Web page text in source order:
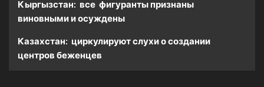
Кыргызстан: все фигуранты признаны
виновными и осуждены
Казахстан: циркулируют слухи о создании
центров беженцев